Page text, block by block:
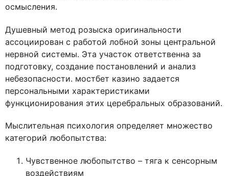
осмысления.
Душевный метод розыска оригинальности
ассоциирован с работой лобной зоны центральной
нервной системы. Эта участок ответственна за
подготовку, создание постановлений и анализ
небезопасности. мостбет казино задается
персональными характеристиками
функционирования этих церебральных образований.
Мыслительная психология определяет множество
категорий любопытства:
Чувственное любопытство – тяга к сенсорным
воздействиям